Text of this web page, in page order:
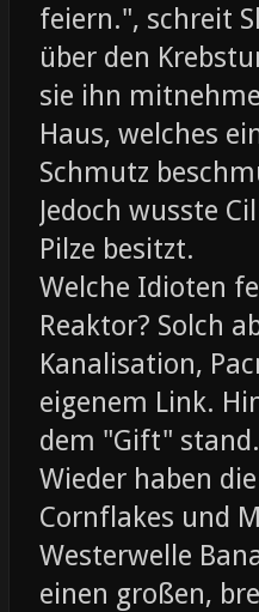
feiern.", schreit
über den
sie ihn
Haus, welches
Schmutz
Jedoch wusste
Pilze besitzt.
Welche Idioten
Reaktor? Solch
Kanalisation,
eigenem Link.
dem "Gift" stand.
Wieder haben
Cornflakes und
Westerwelle
einen großen,